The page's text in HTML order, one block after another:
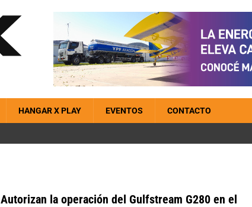
HANGAR X PLAY EVENTOS CONTACTO
Autorizan la operación del Gulfstream G280 en el